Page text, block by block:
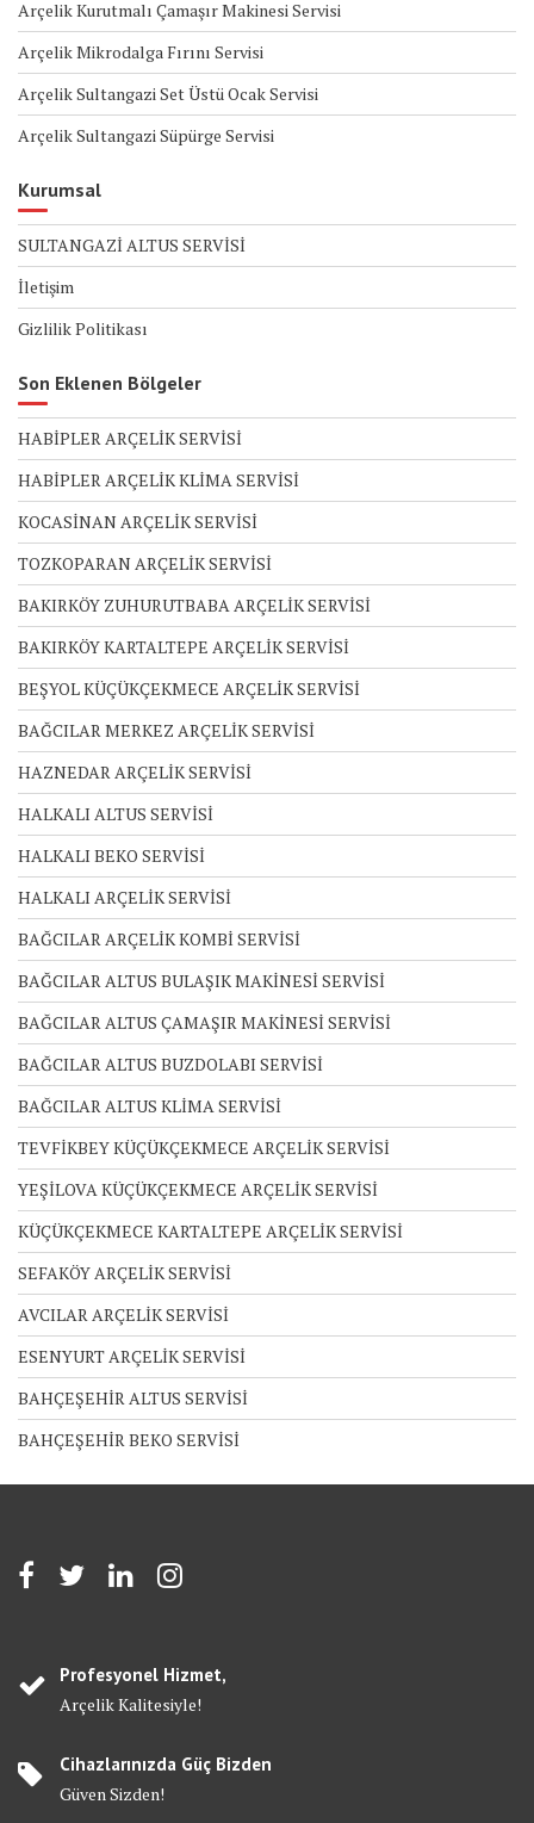
Arçelik Kurutmalı Çamaşır Makinesi Servisi
Arçelik Mikrodalga Fırını Servisi
Arçelik Sultangazi Set Üstü Ocak Servisi
Arçelik Sultangazi Süpürge Servisi
Kurumsal
SULTANGAZİ ALTUS SERVİSİ
İletişim
Gizlilik Politikası
Son Eklenen Bölgeler
HABİPLER ARÇELİK SERVİSİ
HABİPLER ARÇELİK KLİMA SERVİSİ
KOCASİNAN ARÇELİK SERVİSİ
TOZKOPARAN ARÇELİK SERVİSİ
BAKIRKÖY ZUHURUTBABA ARÇELİK SERVİSİ
BAKIRKÖY KARTALTEPE ARÇELİK SERVİSİ
BEŞYOL KÜÇÜKÇEKMECE ARÇELİK SERVİSİ
BAĞCILAR MERKEZ ARÇELİK SERVİSİ
HAZNEDAR ARÇELİK SERVİSİ
HALKALI ALTUS SERVİSİ
HALKALI BEKO SERVİSİ
HALKALI ARÇELİK SERVİSİ
BAĞCILAR ARÇELİK KOMBİ SERVİSİ
BAĞCILAR ALTUS BULAŞIK MAKİNESİ SERVİSİ
BAĞCILAR ALTUS ÇAMAŞIR MAKİNESİ SERVİSİ
BAĞCILAR ALTUS BUZDOLABI SERVİSİ
BAĞCILAR ALTUS KLİMA SERVİSİ
TEVFİKBEY KÜÇÜKÇEKMECE ARÇELİK SERVİSİ
YEŞİLOVA KÜÇÜKÇEKMECE ARÇELİK SERVİSİ
KÜÇÜKÇEKMECE KARTALTEPE ARÇELİK SERVİSİ
SEFAKÖY ARÇELİK SERVİSİ
AVCILAR ARÇELİK SERVİSİ
ESENYURT ARÇELİK SERVİSİ
BAHÇEŞEHİR ALTUS SERVİSİ
BAHÇEŞEHİR BEKO SERVİSİ
Profesyonel Hizmet,
Arçelik Kalitesiyle!
Cihazlarınızda Güç Bizden
Güven Sizden!